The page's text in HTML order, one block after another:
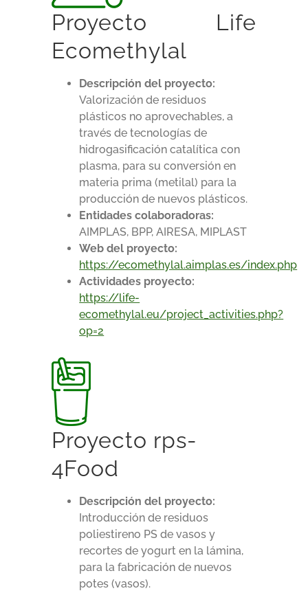
Proyecto Life
Ecomethylal
Descripción del proyecto:
Valorización de residuos
plásticos no aprovechables, a
través de tecnologías de
hidrogasificación catalítica con
plasma, para su conversión en
materia prima (metilal) para la
producción de nuevos plásticos.
Entidades colaboradoras:
AIMPLAS, BPP, AIRESA, MIPLAST
Web del proyecto:
https://ecomethylal.aimplas.es/index.php
Actividades proyecto:
https://life-
ecomethylal.eu/project_activities.php?
op=2
Proyecto rps-
4Food
Descripción del proyecto:
Introducción de residuos
poliestireno PS de vasos y
recortes de yogurt en la lámina,
para la fabricación de nuevos
potes (vasos).